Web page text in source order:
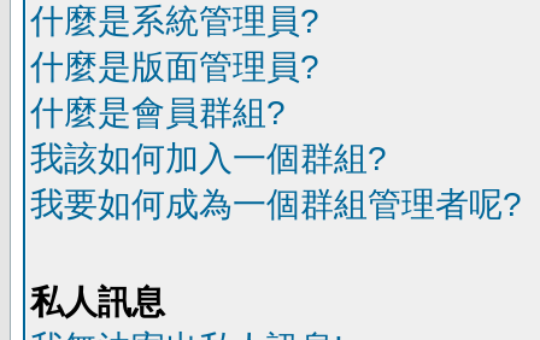
什麼是系統管理員?
什麼是版面管理員?
什麼是會員群組?
我該如何加入一個群組?
我要如何成為一個群組管理者呢?
私人訊息